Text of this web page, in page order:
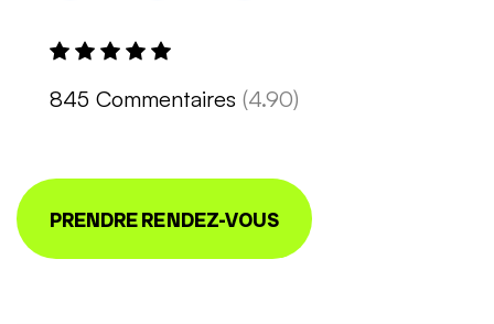
845 Commentaires (4.90)
PRENDRE RENDEZ-VOUS